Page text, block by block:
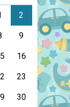
2
9
16
23
30